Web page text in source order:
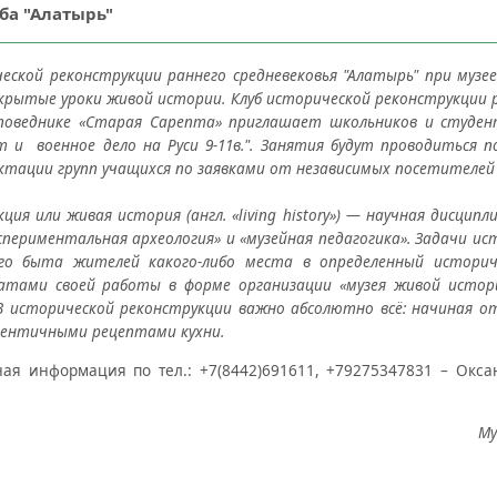
"Алатырь"
реконструкции раннего средневековья "Алатырь" при
уроки живой истории. Клуб исторической реконструкции
«Старая Сарепта» приглашает школьников и
и военное дело на Руси 9-11в.". Занятия будут проводиться
групп учащихся по заявками от независимых
или живая история (англ. «living history») — научная
археология» и «музейная педагогика». Задачи
быта жителей какого-либо места в определенный
своей работы в форме организации «музея живой
исторической реконструкции важно абсолютно всё: начиная
рецептами кухни.
информация по тел.: +7(8442)691611, +79275347831 –